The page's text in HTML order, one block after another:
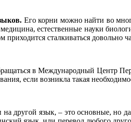
Его корни можно найти во
естественные науки
сталкиваться довольно
в Международный Центр
если возникла такая
другой язык, – это основные, но